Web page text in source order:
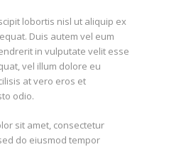
lobortis nisl ut aliquip ex
Duis autem vel eum
in vulputate velit esse
vel illum dolore eu
at vero eros et
odio.
sit amet, consectetur
do eiusmod tempor